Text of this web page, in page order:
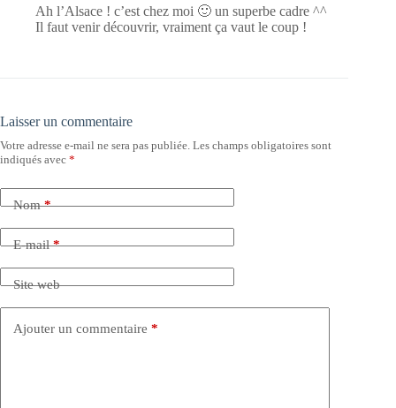
Ah l’Alsace ! c’est chez moi 🙂 un superbe cadre ^^
Il faut venir découvrir, vraiment ça vaut le coup !
Laisser un commentaire
Votre adresse e-mail ne sera pas publiée. Les champs obligatoires sont
indiqués avec *
Nom*
E-mail*
Site web
Ajouter un commentaire *